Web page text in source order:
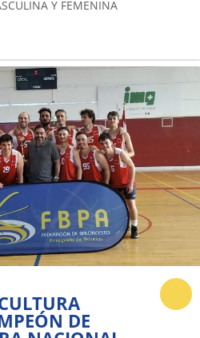
Y FEMENINA
DE